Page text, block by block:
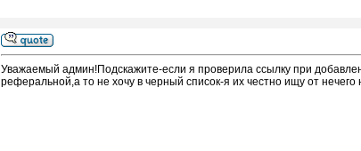
Уважаемый админ!Подскажите-если я проверила ссылку при
реферальной,а то не хочу в черный список-я их честно ищу от нечего